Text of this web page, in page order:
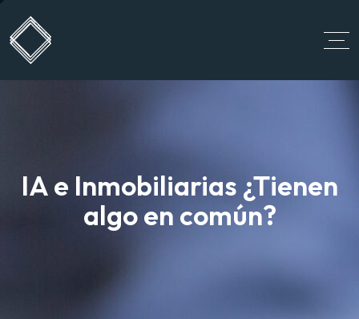
IA e Inmobiliarias ¿Tienen
algo en común?